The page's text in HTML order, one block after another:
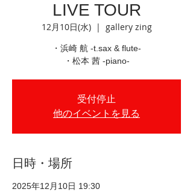
LIVE TOUR
12月10日(水)
  |
gallery zing
・浜崎 航 -t.sax & flute-
・松本 茜 -piano-
受付停止
他のイベントを見る
日時・場所
2025年12月10日 19:30